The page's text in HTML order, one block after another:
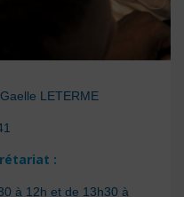
LETERME
:
à 12h et de 13h30 à